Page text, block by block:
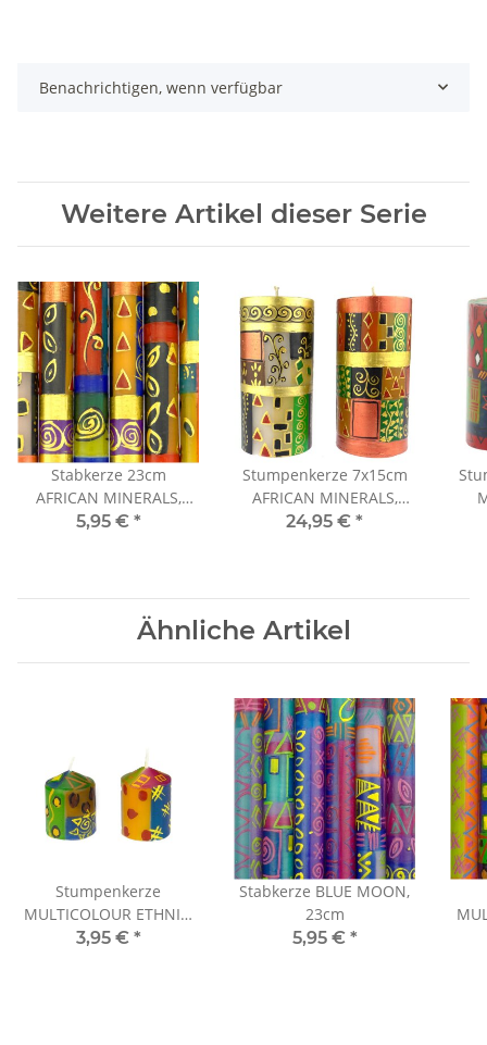
Benachrichtigen, wenn verfügbar
Weitere Artikel dieser Serie
Stabkerze 23cm
AFRICAN MINERALS,
Kapula
5,95 € *
Stumpenkerze 7x15cm
AFRICAN MINERALS,
Kapula
24,95 € *
Ähnliche Artikel
Stumpenkerze
MULTICOLOUR ETHNIC,
3x5cm
3,95 € *
Stabkerze BLUE MOON,
23cm
5,95 € *